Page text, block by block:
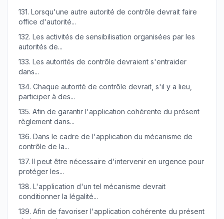
131. Lorsqu'une autre autorité de contrôle devrait faire
office d'autorité...
132. Les activités de sensibilisation organisées par les
autorités de...
133. Les autorités de contrôle devraient s'entraider
dans...
134. Chaque autorité de contrôle devrait, s'il y a lieu,
participer à des...
135. Afin de garantir l'application cohérente du présent
règlement dans...
136. Dans le cadre de l'application du mécanisme de
contrôle de la...
137. Il peut être nécessaire d'intervenir en urgence pour
protéger les...
138. L'application d'un tel mécanisme devrait
conditionner la légalité...
139. Afin de favoriser l'application cohérente du présent